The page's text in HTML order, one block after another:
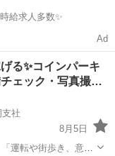
要！高時給求人多数✨
Ad
る✨コインパーキ
ェック・写真撮…
社
8月5日
運転や街歩き、意外